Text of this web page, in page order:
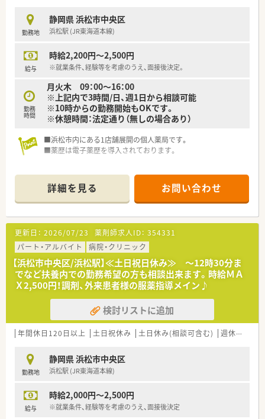
★在宅の実施率は全店舗の内90%のため在宅医療に興味・熱意の
ある方！
★年間休日120日以上のためライフワークバランス重視の方！
＜研修制度＞
ップ可能です。
2年に1度、社員によって企画・運営される学術大会も実施してい
ます。
■新入社員研修や中堅社員研修、管理者研修など、階層別での研
教育制度も充実しています
≪成長できる環境≫
■在宅の実施率は90%！
約26年前から在宅・施設業務に取り組んで来た経験･実績を活か
し医療機関との連携を深めてます。薬剤師一人あたりの処方箋
処理枚数が少なく、バランス良く業務をこなす事が可能です。
■「機能性のあるアロマ」や「医療用サプリメント」を活用した予
防医療にも携わる事が可能です。
■より高度な知識を学びたい方という方には、大学病院の敷地内
へも薬局を出店しており、病院と連携し病院研修を実施しており
「外来がん治療認定薬剤師」をはじめとする資格・専門性を身に
つける事ができる様にサポートしてくれます。
■キャリアアップについても個人の志向に合わせて、マネジメン
トとスペシャリスト（専門性を極める）2つコースが用意されてい
≪手厚い福利厚生≫
ロマテラピー検定、かかりつけ薬剤師など）
■病気やケガなどで働けないときの生活費をサポート「LTD（保
険）」に会社が加入してくれます。
■産休･育休の取得率100%、復帰率96%と女性の方が安心して
復帰出来る環境づくりに努めています。
勤務地
静岡県 浜松市中央区
浜松駅 (JR東海道本線)
給与
時給2,200円～2,500円
※就業条件、経験等を考慮のうえ、面接後決定。
勤務
時間
月火木 09：00～16：00
※上記内で3時間/日、週1日から相談可能
※10時からの勤務開始もOKです。
※休憩時間：法定通り（無しの場合あり）
■浜松市内にある1店舗展開の個人薬局です。
■薬歴は電子薬歴を導入されております。
詳細を見る お問い合わせ
更新日： 2026/07/23 薬剤師求人ID： 354331
パート・アルバイト
病院・クリニック
【浜松市中央区/浜松駅】≪土日祝日休み≫ ～12時30分ま
でなど扶養内での勤務希望の方も相談出来ます。時給ＭＡ
Ｘ2,500円！調剤、外来患者様の服薬指導メイン♪
検討リストに追加
年間休日120日以上 土日祝休み 土日休み(相談可含む) 週休2.5日以上
勤務地
静岡県 浜松市中央区
浜松駅 (JR東海道本線)
給与
時給2,000円～2,500円
※就業条件、経験等を考慮のうえ、面接後決定